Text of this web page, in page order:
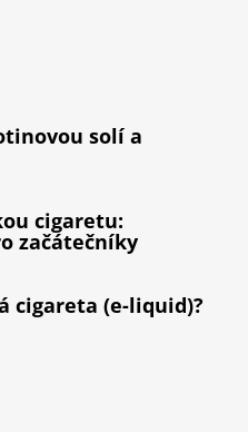
solí a
cigaretu:
začátečníky
cigareta (e-liquid)?